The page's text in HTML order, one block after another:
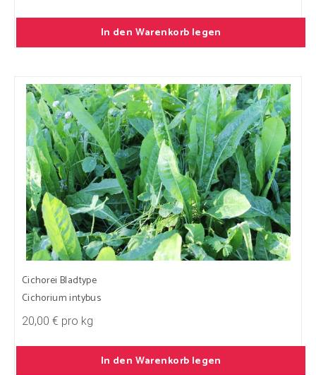
In den Warenkorb legen
Cichorei Bladtype
Cichorium intybus
20,00 € pro kg
In den Warenkorb legen